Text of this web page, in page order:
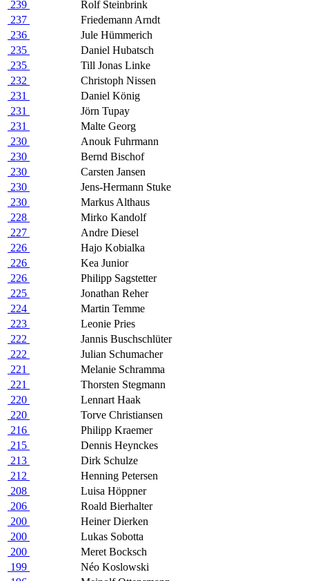
239
Rolf Steinbrink
237
Friedemann Arndt
236
Jule Hümmerich
235
Daniel Hubatsch
235
Till Jonas Linke
232
Christoph Nissen
231
Daniel König
231
Jörn Tupay
231
Malte Georg
230
Anouk Fuhrmann
230
Bernd Bischof
230
Carsten Jansen
230
Jens-Hermann Stuke
230
Markus Althaus
228
Mirko Kandolf
227
Andre Diesel
226
Hajo Kobialka
226
Kea Junior
226
Philipp Sagstetter
225
Jonathan Reher
224
Martin Temme
223
Leonie Pries
222
Jannis Buschschlüter
222
Julian Schumacher
221
Melanie Schramma
221
Thorsten Stegmann
220
Lennart Haak
220
Torve Christiansen
216
Philipp Kraemer
215
Dennis Heynckes
213
Dirk Schulze
212
Henning Petersen
208
Luisa Höppner
206
Roald Bierhalter
200
Heiner Dierken
200
Lukas Sobotta
200
Meret Bocksch
199
Néo Koslowski